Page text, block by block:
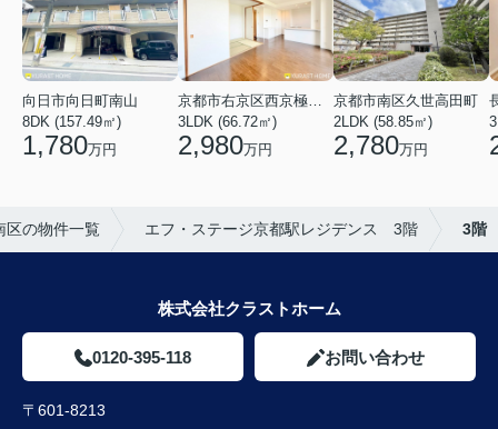
向日市向日町南山
8DK (157.49㎡)
1,780万円
京都市右京区西京極河原町
3LDK (66.72㎡)
2,980万円
京都市南区久世高田町
2LDK (58.85㎡)
2,780万円
区の物件一覧 エフ・ステージ京都駅レジデンス 3階 3階
株式会社クラストホーム
0120-395-118 お問い合わせ
〒601-8213